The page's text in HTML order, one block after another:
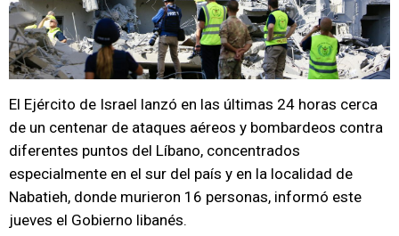
El Ejército de Israel lanzó en las últimas 24 horas cerca
de un centenar de ataques aéreos y bombardeos contra
diferentes puntos del Líbano, concentrados
especialmente en el sur del país y en la localidad de
Nabatieh, donde murieron 16 personas, informó este
jueves el Gobierno libanés.